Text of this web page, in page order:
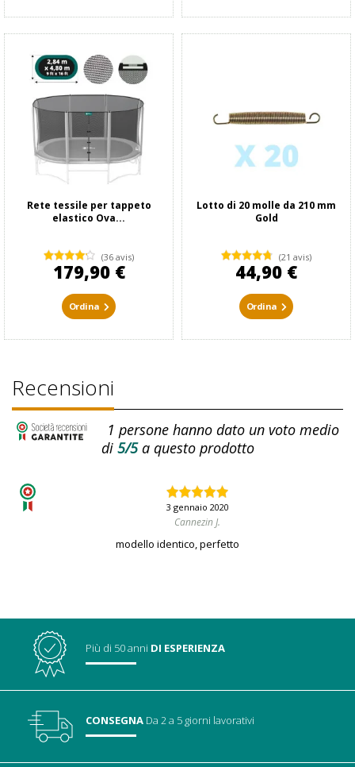
Rete tessile per tappeto
elastico Ova...
(36 avis)
179,90 €
Ordina
Lotto di 20 molle da 210 mm
Gold
(21 avis)
44,90 €
Ordina
Recensioni
1 persone hanno dato un voto medio
di5/5a questo prodotto
3 gennaio 2020
Cannezin J.
modello identico, perfetto
Più di 50 anni DI ESPERIENZA
CONSEGNA Da 2 a 5 giorni lavorativi